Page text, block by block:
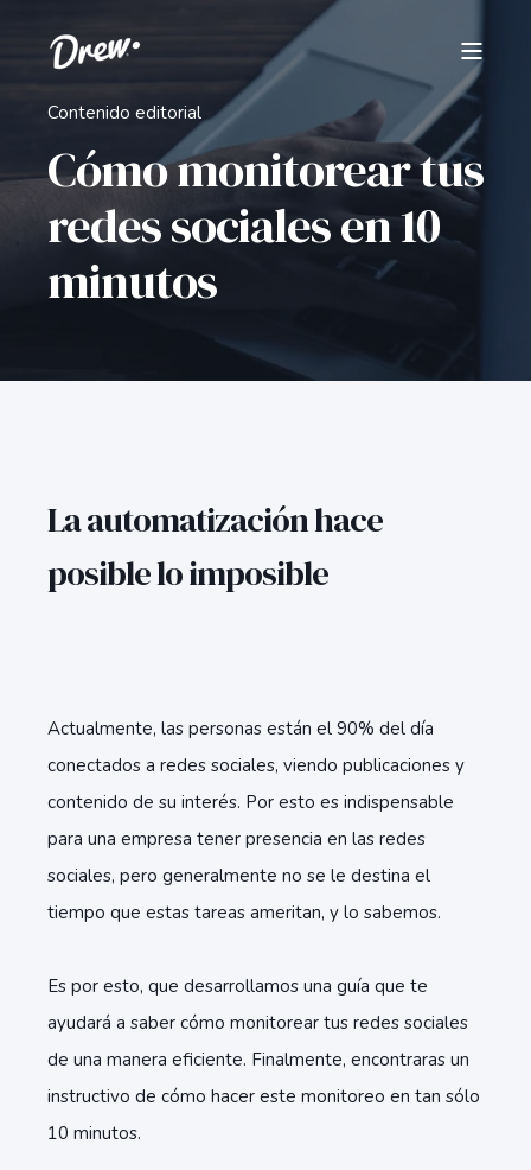
Contenido editorial
Cómo monitorear tus
redes sociales en 10
minutos
La automatización hace
posible lo imposible
Actualmente, las personas están el 90% del día
conectados a redes sociales, viendo publicaciones y
contenido de su interés. Por esto es indispensable
para una empresa tener presencia en las redes
sociales, pero generalmente no se le destina el
tiempo que estas tareas ameritan, y lo sabemos.
Es por esto, que desarrollamos una guía que te
ayudará a saber cómo monitorear tus redes sociales
de una manera eficiente. Finalmente, encontraras un
instructivo de cómo hacer este monitoreo en tan sólo
10 minutos.